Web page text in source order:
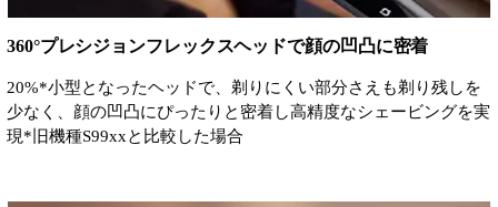
360°プレシジョンフレックスヘッドで顔の凹凸に密着
20%*小型となったヘッドで、剃りにくい部分さえも剃り残しを
少なく、顔の凹凸にぴったりと密着し高精度なシェービングを実
現*旧機種S99xxと比較した場合